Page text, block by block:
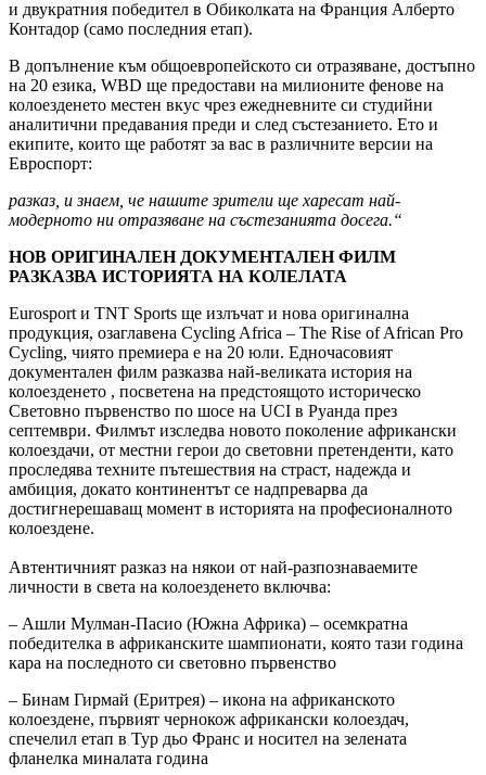
и двукратния победител в Обиколката на Франция Алберто
Контадор (само последния етап).
В допълнение към общоевропейското си отразяване, достъпно
на 20 езика, WBD ще предостави на милионите фенове на
колоезденето местен вкус чрез ежедневните си студийни
аналитични предавания преди и след състезанието. Ето и
екипите, които ще работят за вас в различните версии на
Евроспорт:
разказ, и знаем, че нашите зрители ще харесат най-
модерното ни отразяване на състезанията досега.“
НОВ ОРИГИНАЛЕН ДОКУМЕНТАЛЕН ФИЛМ
РАЗКАЗВА ИСТОРИЯТА НА КОЛЕЛАТА
Eurosport и TNT Sports ще излъчат и нова оригинална
продукция, озаглавена Cycling Africa – The Rise of African Pro
Cycling, чиято премиера е на 20 юли. Едночасовият
документален филм разказва най-великата история на
колоезденето , посветена на предстоящото историческо
Световно първенство по шосе на UCI в Руанда през
септември. Филмът изследва новото поколение африкански
колоездачи, от местни герои до световни претенденти, като
проследява техните пътешествия на страст, надежда и
амбиция, докато континентът се надпреварва да
достигнерешаващ момент в историята на професионалното
колоездене.
Автентичният разказ на някои от най-разпознаваемите
личности в света на колоезденето включва:
– Ашли Мулман-Пасио (Южна Африка) – осемкратна
победителка в африканските шампионати, която тази година
кара на последното си световно първенство
– Бинам Гирмай (Еритрея) – икона на африканското
колоездене, първият чернокож африкански колоездач,
спечелил етап в Тур дьо Франс и носител на зелената
фланелка миналата година